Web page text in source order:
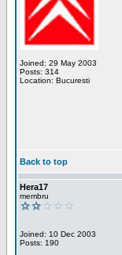
Joined: 29 May 2003
Posts: 314
Location: Bucuresti
Back to top
Hera17
membru
Joined: 10 Dec 2003
Posts: 190